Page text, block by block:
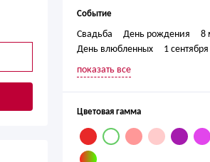
Событие
Свадьба День рождения
8
День влюбленных
1 сентября
Годовщина
Юбилей
показать все
Цветовая гамма